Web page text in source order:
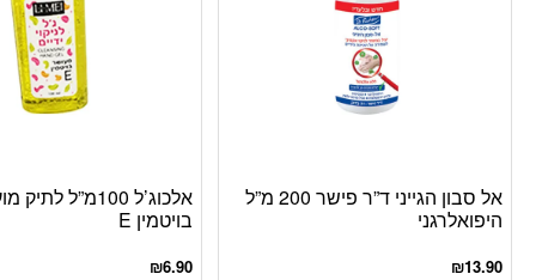
אל סבון הגייני ד”ר פישר 200 מ”ל
היפואלרגני
₪13.90
אלכוג’ל 100מ”ל
בויטמין E
₪6.90